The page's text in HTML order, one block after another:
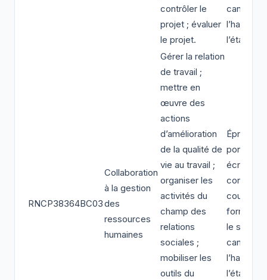
contrôler le
projet ; évaluer
le projet.
candidat
RNCP38364BC03
Collaboration
à la gestion
des
ressources
humaines
Gérer la relation
de travail ;
mettre en
œuvre des
actions
d’amélioration
de la qualité de
vie au travail ;
organiser les
activités du
champ des
relations
sociales ;
mobiliser les
outils du
Épreuve
écrite ou
contrôle
cours de
le statut
candidat